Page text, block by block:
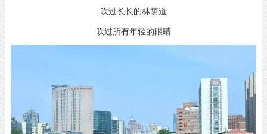
吹过长长的林荫道
吹过所有年轻的眼睛